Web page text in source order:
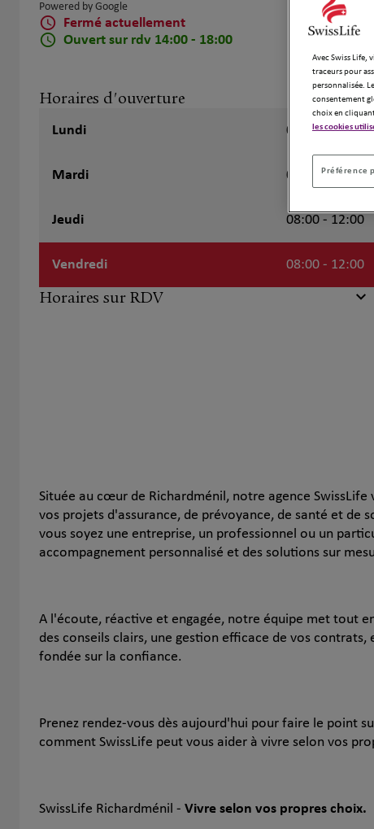
Powered by Google
Fermé actuellement
Ouvert sur rdv 14:00 - 18:00
Horaires d'ouverture
Lundi 08:00 - 12:00
Mardi 08:00 - 12:00
Jeudi 08:00 - 12:00
Vendredi 08:00 - 12:00
Horaires sur RDV
Située au cœur de Richardménil, notre agence SwissLife
vos projets d'assurance, de prévoyance, de santé et de
vous soyez une entreprise, un professionnel ou un
accompagnement personnalisé et des solutions sur
A l'écoute, réactive et engagée, notre équipe met tout
des conseils clairs, une gestion efficace de vos
fondée sur la confiance.
Prenez rendez-vous dès aujourd'hui pour faire le point
comment SwissLife peut vous aider à vivre selon vos
SwissLife Richardménil - Vivre selon vos propres choix.
Avec Swiss Life,
traceurs pour
personnalisée.
consentement
choix en cliquant
les cookies
Préférence